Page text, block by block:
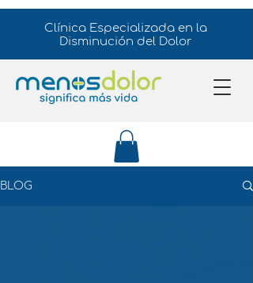
Clínica Especializada en la
Disminución del Dolor
BLOG